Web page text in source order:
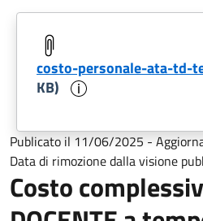
costo-personale-ata-td-
KB)
Publicato il11/06/2025-
Data di rimozione dalla visione
Costo